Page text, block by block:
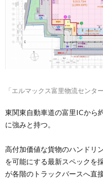
「エルマックス富里物流センタ
東関東自動車道の富里ICから
に強みと持つ。
高付加価値な貨物のハンドリ
を可能にする最新スペックを
が各階のトラックバースへ直